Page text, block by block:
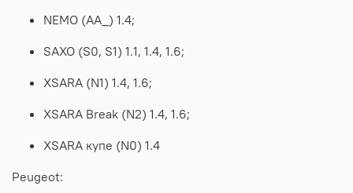
NEMO (AA_) 1.4;
SAXO (S0, S1) 1.1, 1.4, 1.6;
XSARA (N1) 1.4, 1.6;
XSARA Break (N2) 1.4, 1.6;
XSARA купе (N0) 1.4
Peugeot: